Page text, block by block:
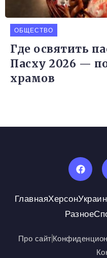
ОБЩЕСТВО
Где освятить
Пасху 2026 —
храмов
ГлавнаяХерсон
Разное
Про сайт